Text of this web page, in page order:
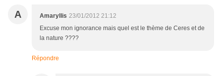
A Amaryllis 23/01/2012 21:12
Excuse mon ignorance mais quel est le thème de Ceres et de
la nature ????
Répondre